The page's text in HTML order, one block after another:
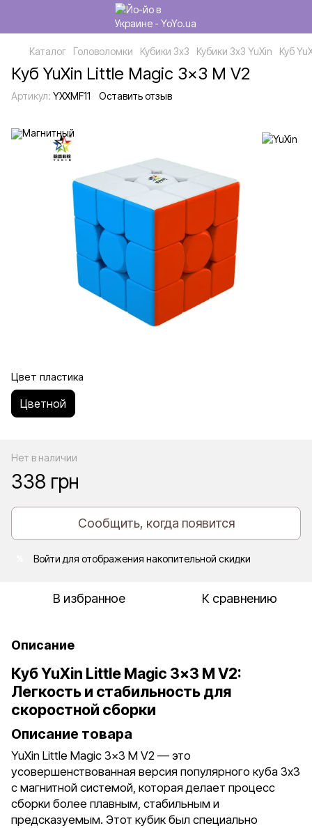
Каталог Головоломки Кубики 3x3 Кубики 3x3 YuXin Куб
Куб YuXin Little Magic 3x3 M V2
Артикул: YXXMF11 Оставить отзыв
Цвет пластика
Цветной
Нет в наличии
338 грн
Сообщить, когда появится
Войти для отображения накопительной скидки
В избранное К сравнению
Описание
Куб YuXin Little Magic 3x3 M V2:
Легкость и стабильность для
скоростной сборки
Описание товара
YuXin Little Magic 3x3 M V2 — это
усовершенствованная версия популярного куба 3x3
с магнитной системой, которая делает процесс
сборки более плавным, стабильным и
предсказуемым. Этот кубик был специально